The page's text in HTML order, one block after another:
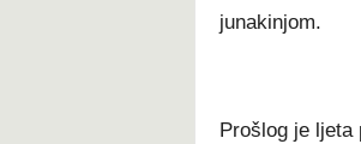
junakinjom.
Prošlog je ljeta